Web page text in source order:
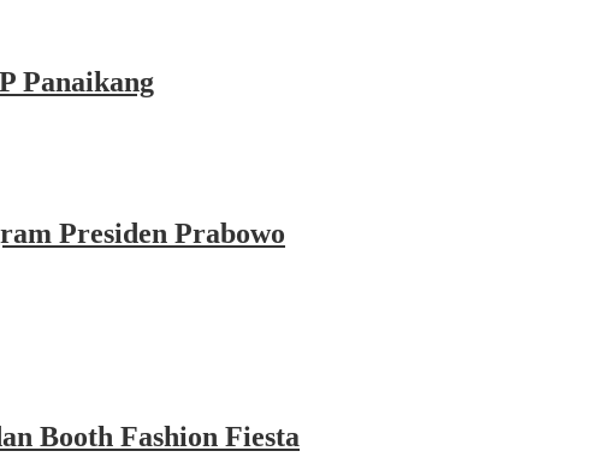
Panaikang
Presiden Prabowo
Booth Fashion Fiesta